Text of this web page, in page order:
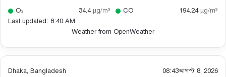
O₃
34.4 µg/m³ CO 194.24 µg/m³
Last updated: 8:40 AM
Weather from OpenWeather
Dhaka, Bangladesh 08:43আগস্ট 8, 2026